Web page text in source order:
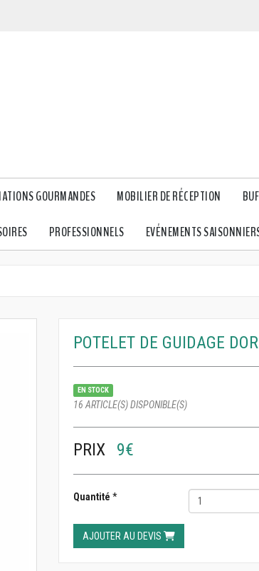
GOURMANDES MOBILIER DE RÉCEPTION
PROFESSIONNELS EVÉNEMENTS
POTELET DE GUIDAGE
EN STOCK
16 ARTICLE(S) DISPONIBLE(S)
PRIX 9€
Quantité *
AJOUTER AU DEVIS